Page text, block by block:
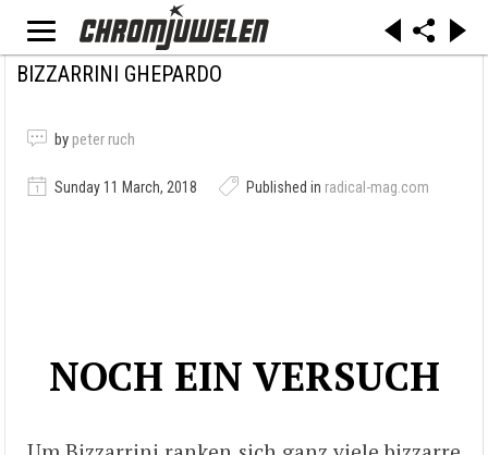
BIZZARRINI GHEPARDO
by peter ruch
Sunday 11 March, 2018 Published in radical-mag.com
NOCH EIN VERSUCH